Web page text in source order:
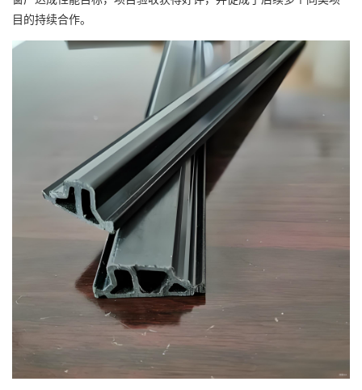
目的持续合作。